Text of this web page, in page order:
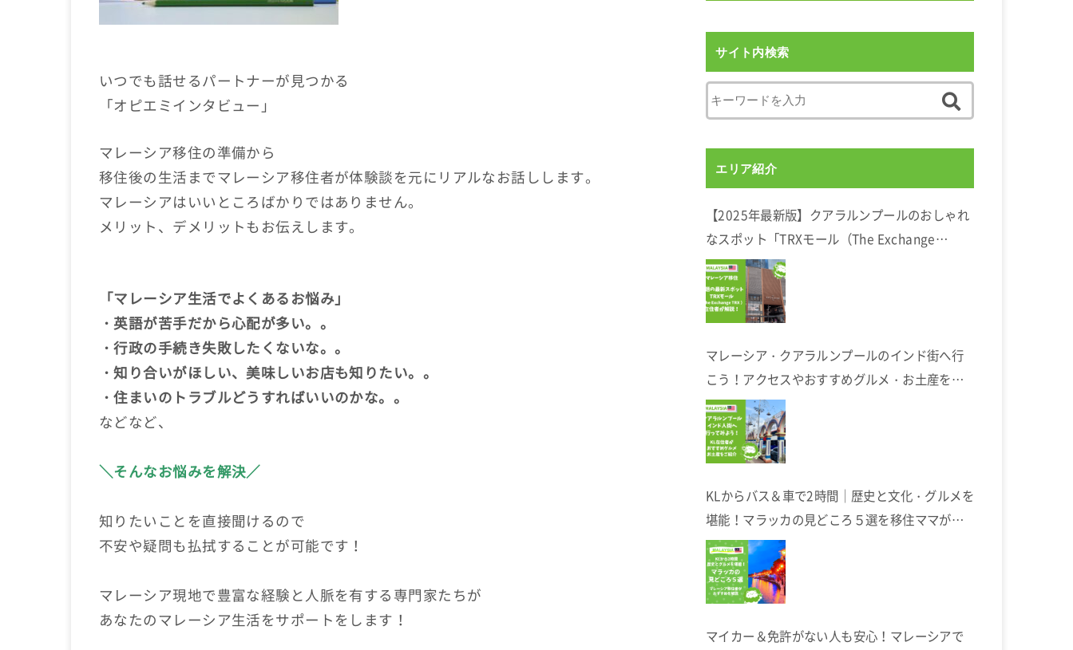
いつでも話せるパートナーが見つかる
「オピエミインタビュー」
マレーシア移住の準備から
移住後の生活までマレーシア移住者が体験談を元にリアルなお話しします。
マレーシアはいいところばかりではありません。
メリット、デメリットもお伝えします。
「マレーシア生活でよくあるお悩み」
・英語が苦手だから心配が多い。。
・行政の手続き失敗したくないな。。
・知り合いがほしい、美味しいお店も知りたい。。
・住まいのトラブルどうすればいいのかな。。
などなど、
＼そんなお悩みを解決／
知りたいことを直接聞けるので
不安や疑問も払拭することが可能です！
マレーシア現地で豊富な経験と人脈を有する専門家たちが
あなたのマレーシア生活をサポートをします！
サイト内検索
エリア紹介
【2025年最新版】クアラルンプールのおしゃれ
なスポット「TRXモール（The Exchange
TRX）」完全ガイド
マレーシア・クアラルンプールのインド街へ行
こう！アクセスやおすすめグルメ・お土産を在
住者が解説します
KLからバス＆車で2時間｜歴史と文化・グルメを
堪能！マラッカの見どころ５選を移住ママが解
説
マイカー＆免許がない人も安心！マレーシアで